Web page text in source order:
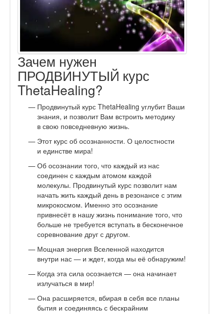
Зачем нужен
ПРОДВИНУТЫЙ курс
ThetaHealing?
Продвинутый курс ThetaHealing углубит Ваши
знания, и позволит Вам встроить методику
в свою повседневную жизнь.
Этот курс об осознанности. О целостности
и единстве мира!
Об осознании того, что каждый из нас
соединен с каждым атомом каждой
молекулы. Продвинутый курс позволит нам
начать жить каждый день в резонансе с этим
микрокосмом. Именно это осознание
привнесёт в нашу жизнь понимание того, что
больше не требуется вступать в бесконечное
соревнование друг с другом.
Мощная энергия Вселенной находится
внутри нас — и ждет, когда мы её обнаружим!
Когда эта сила осознается — она начинает
излучаться в мир!
Она расширяется, вбирая в себя все планы
бытия и соединяясь с бескрайним